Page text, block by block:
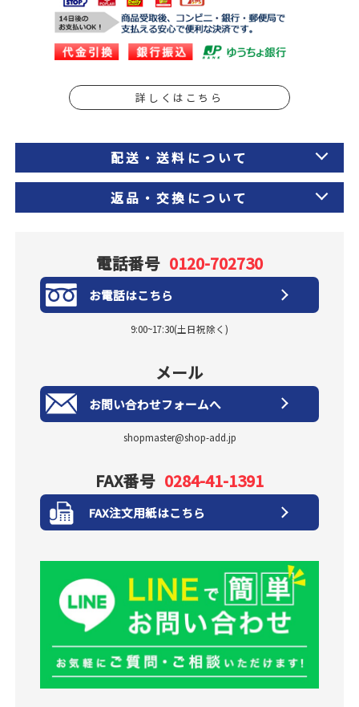
詳しくはこちら
配送・送料について
返品・交換について
電話番号 0120-702730
お電話はこちら
9:00~17:30(土日祝除く)
メール
お問い合わせフォームへ
shopmaster@shop-add.jp
FAX番号 0284-41-1391
FAX注文用紙はこちら